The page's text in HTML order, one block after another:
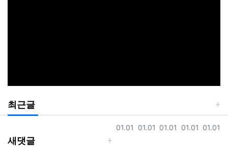
최근글
등록일
01.01
등록일
01.01
등록일
01.01
등록일
01.01
등록일
01.01
새댓글